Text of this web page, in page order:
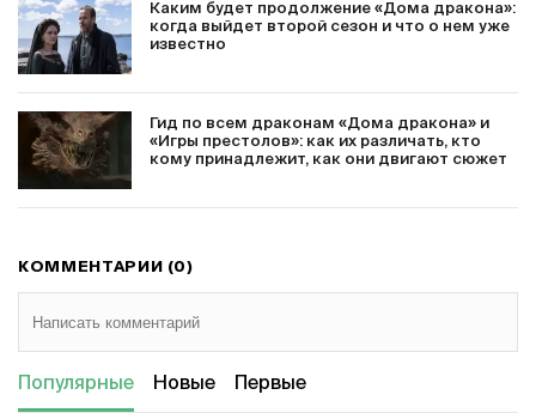
Каким будет продолжение «Дома дракона»:
когда выйдет второй сезон и что о нем уже
известно
Гид по всем драконам «Дома дракона» и
«Игры престолов»: как их различать, кто
кому принадлежит, как они двигают сюжет
КОММЕНТАРИИ (0)
Популярные Новые Первые